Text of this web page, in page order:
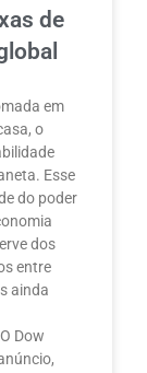
de
em
o
Esse
do poder
dos
entre
ainda
Dow